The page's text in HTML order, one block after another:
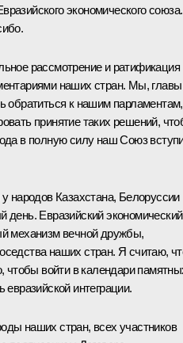
экономического союза.
рассмотрение и ратификация
наших стран. Мы, главы
обратиться к нашим парламентам,
принятие таких решений,
в полную силу наш Союз
народов Казахстана, Белоруссии
день. Евразийский экономический
механизм вечной дружбы,
наших стран. Я считаю,
чтобы войти в календари
интеграции.
наших стран, всех участников